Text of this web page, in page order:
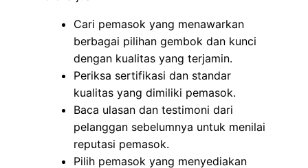
Cari pemasok yang menawarkan
berbagai pilihan gembok dan kunci
dengan kualitas yang terjamin.
Periksa sertifikasi dan standar
kualitas yang dimiliki pemasok.
Baca ulasan dan testimoni dari
pelanggan sebelumnya untuk menilai
reputasi pemasok.
Pilih pemasok yang menyediakan